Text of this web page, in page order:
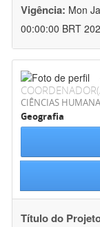
Vigência: Mon
00:00:00 BRT
CIÊNCIAS
Geografia
Título do